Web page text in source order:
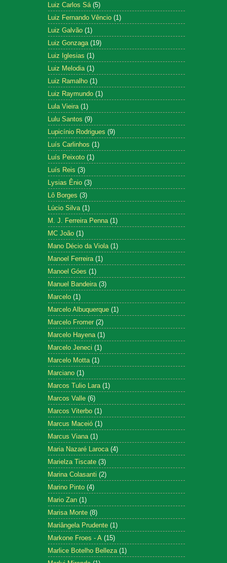
Luiz Carlos Sá (5)
Luiz Fernando Vêncio (1)
Luiz Galvão (1)
Luiz Gonzaga (19)
Luiz Iglesias (1)
Luiz Melodia (1)
Luiz Ramalho (1)
Luiz Raymundo (1)
Lula Vieira (1)
Lulu Santos (9)
Lupicínio Rodrigues (9)
Luís Carlinhos (1)
Luís Peixoto (1)
Luís Reis (3)
Lysias Ênio (3)
Lô Borges (3)
Lúcio Silva (1)
M. J. Ferreira Penna (1)
MC João (1)
Mano Décio da Viola (1)
Manoel Ferreira (1)
Manoel Góes (1)
Manuel Bandeira (3)
Marcelo (1)
Marcelo Albuquerque (1)
Marcelo Fromer (2)
Marcelo Hayena (1)
Marcelo Jeneci (1)
Marcelo Motta (1)
Marciano (1)
Marcos Tulio Lara (1)
Marcos Valle (6)
Marcos Viterbo (1)
Marcus Maceió (1)
Marcus Viana (1)
Maria Nazaré Laroca (4)
Marielza Tiscate (3)
Marina Colasanti (2)
Marino Pinto (4)
Mario Zan (1)
Marisa Monte (8)
Mariângela Prudente (1)
Markone Froes - A (15)
Marlice Botelho Belleza (1)